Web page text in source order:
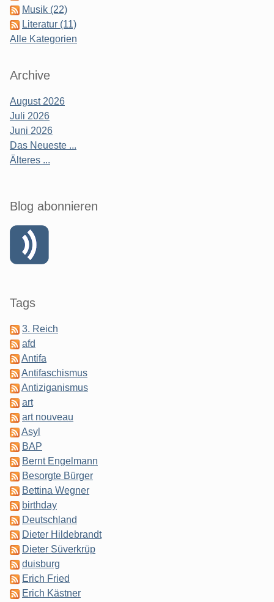
Musik (22)
Literatur (11)
Alle Kategorien
Archive
August 2026
Juli 2026
Juni 2026
Das Neueste ...
Älteres ...
Blog abonnieren
Tags
3. Reich
afd
Antifa
Antifaschismus
Antiziganismus
art
art nouveau
Asyl
BAP
Bernt Engelmann
Besorgte Bürger
Bettina Wegner
birthday
Deutschland
Dieter Hildebrandt
Dieter Süverkrüp
duisburg
Erich Fried
Erich Kästner